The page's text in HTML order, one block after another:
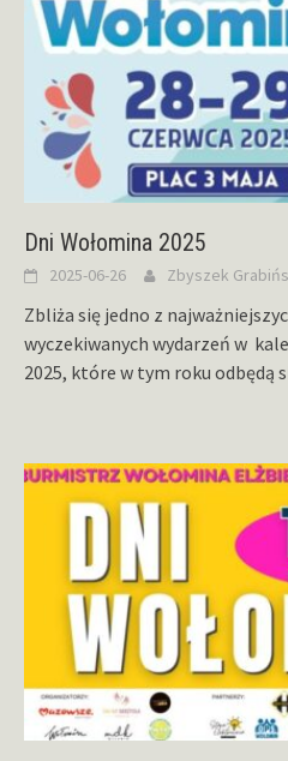
Dni Wołomina 2025
2025-06-26 Zbyszek
Zbliża się jedno z
wyczekiwanych wydarzeń w
2025, które w tym roku odbędą